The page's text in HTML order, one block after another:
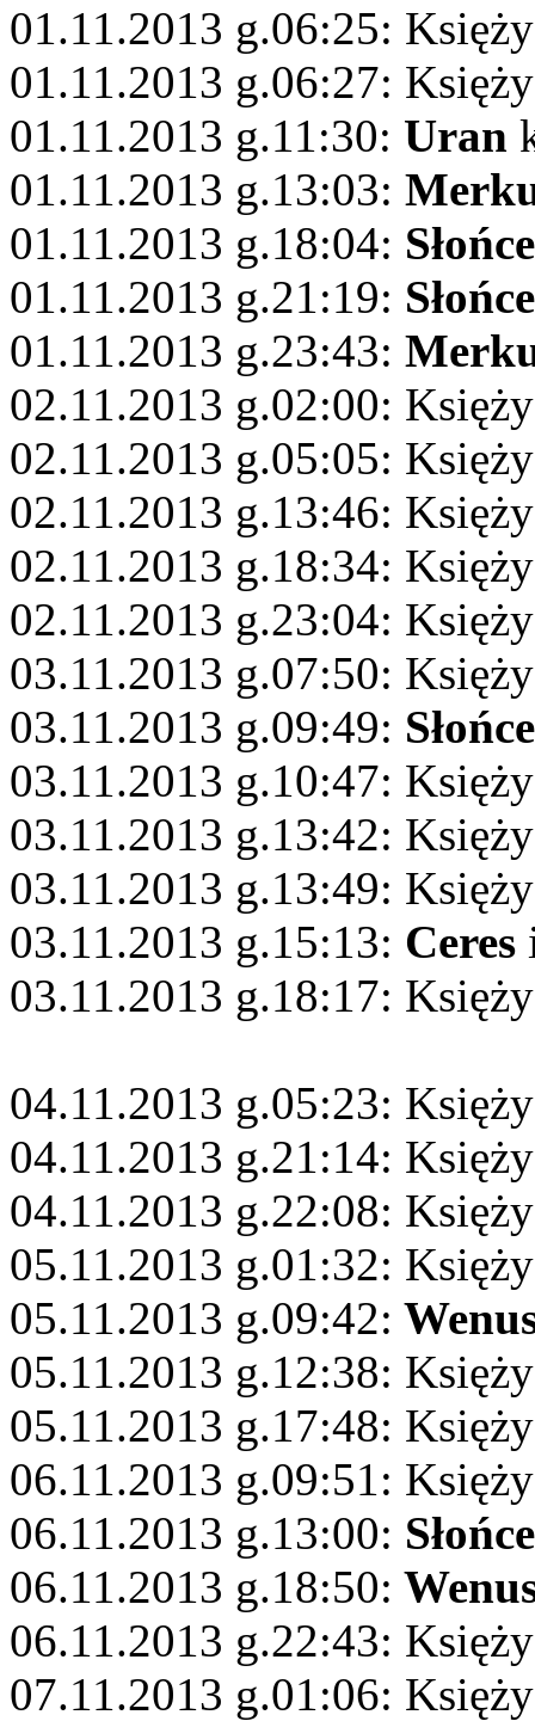
01.11.2013 g.06:25:
01.11.2013 g.06:27:
01.11.2013 g.11:30: Uran
01.11.2013 g.13:03:
01.11.2013 g.18:04: Słońce
01.11.2013 g.21:19: Słońce
01.11.2013 g.23:43:
02.11.2013 g.02:00:
02.11.2013 g.05:05:
02.11.2013 g.13:46:
02.11.2013 g.18:34:
02.11.2013 g.23:04:
03.11.2013 g.07:50:
03.11.2013 g.09:49: Słońce
03.11.2013 g.10:47:
03.11.2013 g.13:42:
03.11.2013 g.13:49:
03.11.2013 g.15:13: Ceres
03.11.2013 g.18:17:
04.11.2013 g.05:23:
04.11.2013 g.21:14:
04.11.2013 g.22:08:
05.11.2013 g.01:32:
05.11.2013 g.09:42:
05.11.2013 g.12:38:
05.11.2013 g.17:48:
06.11.2013 g.09:51:
06.11.2013 g.13:00: Słońce
06.11.2013 g.18:50:
06.11.2013 g.22:43:
07.11.2013 g.01:06: